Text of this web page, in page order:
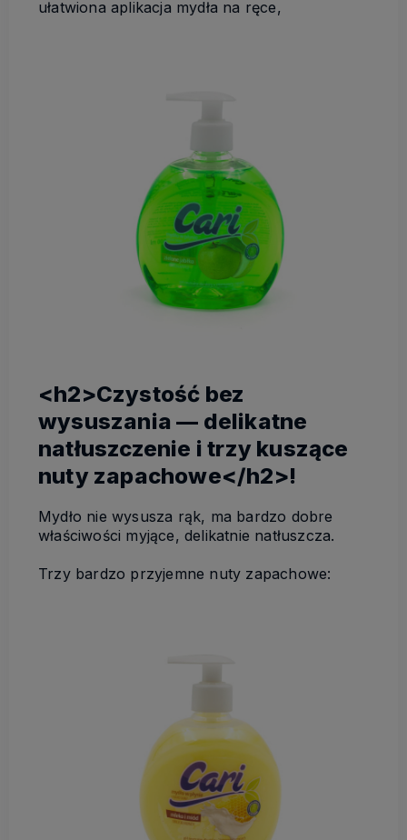
ułatwiona aplikacja mydła na ręce,
<h2>Czystość bez
wysuszania — delikatne
natłuszczenie i trzy kuszące
nuty zapachowe</h2>!
Mydło nie wysusza rąk, ma bardzo dobre
właściwości myjące, delikatnie natłuszcza.
Trzy bardzo przyjemne nuty zapachowe: